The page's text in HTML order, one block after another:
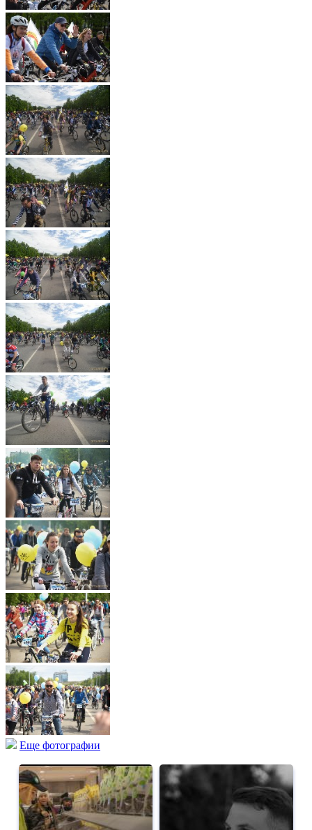
Еще фотографии